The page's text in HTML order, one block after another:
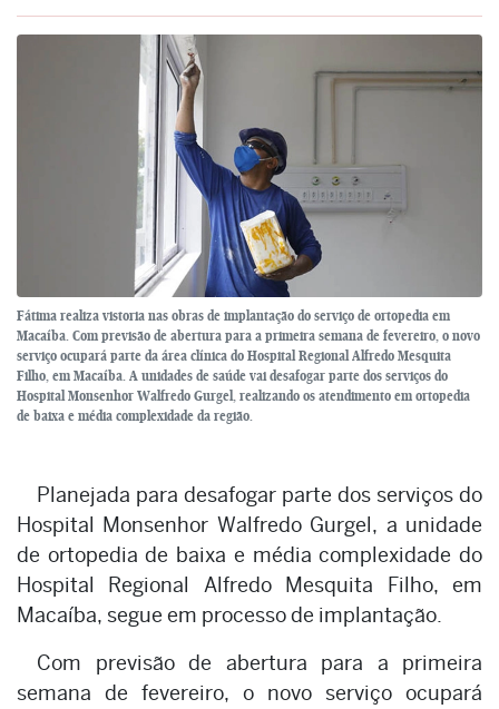
Fátima realiza vistoria nas obras de implantação do serviço de ortopedia em
Macaíba. Com previsão de abertura para a primeira semana de fevereiro, o novo
serviço ocupará parte da área clínica do Hospital Regional Alfredo Mesquita
Filho, em Macaíba. A unidades de saúde vai desafogar parte dos serviços do
Hospital Monsenhor Walfredo Gurgel, realizando os atendimento em ortopedia
de baixa e média complexidade da região.
Planejada para desafogar parte dos serviços do
Hospital Monsenhor Walfredo Gurgel, a unidade
de ortopedia de baixa e média complexidade do
Hospital Regional Alfredo Mesquita Filho, em
Macaíba, segue em processo de implantação.
Com previsão de abertura para a primeira
semana de fevereiro, o novo serviço ocupará